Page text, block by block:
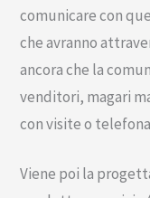
comunicare con
che avranno
ancora che la
venditori, magari
con visite o
Viene poi la